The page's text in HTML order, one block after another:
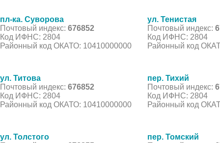
пл-ка. Суворова
Почтовый индекс: 676852
Код ИФНС: 2804
Районный код ОКАТО: 10410000000
ул. Тенистая
Почтовый индекс:
Код ИФНС: 2804
Районный код
ул. Титова
Почтовый индекс: 676852
Код ИФНС: 2804
Районный код ОКАТО: 10410000000
пер. Тихий
Почтовый индекс:
Код ИФНС: 2804
Районный код
ул. Толстого
пер. Томский